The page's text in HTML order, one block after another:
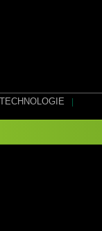
TECHNOLOGIE